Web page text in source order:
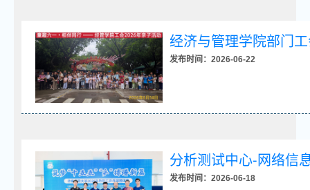
经济与管理学院部门
发布时间：2026-06-22
分析测试中心-网络信
发布时间：2026-06-18